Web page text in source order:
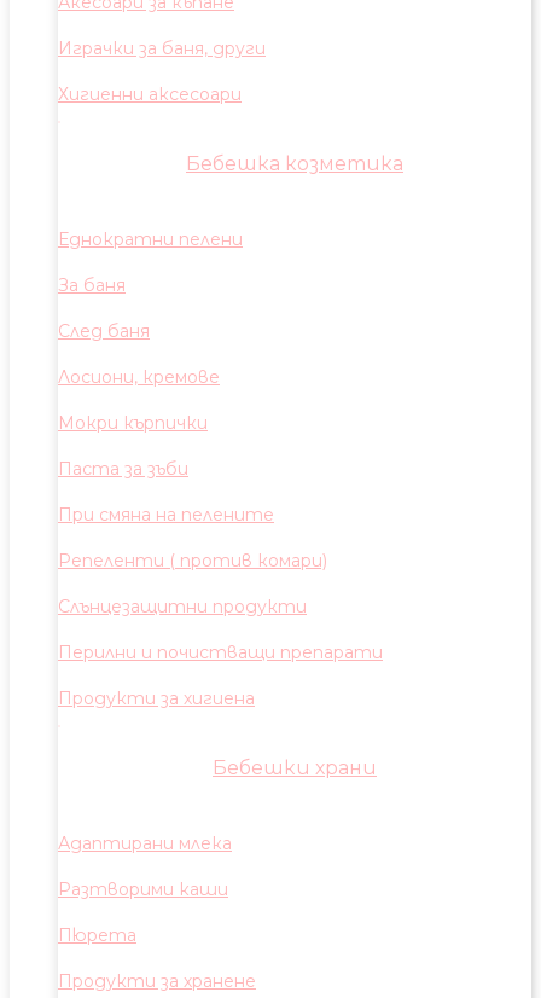
Играчки за баня, други
Хигиенни аксесоари
Бебешка козметика
Еднократни пелени
За баня
След баня
Лосиони, кремове
Мокри кърпички
Паста за зъби
При смяна на пелените
Репеленти ( против комари)
Слънцезащитни продукти
Перилни и почистващи препарати
Продукти за хигиена
Бебешки храни
Адаптирани млека
Разтворими каши
Пюрета
Продукти за хранене